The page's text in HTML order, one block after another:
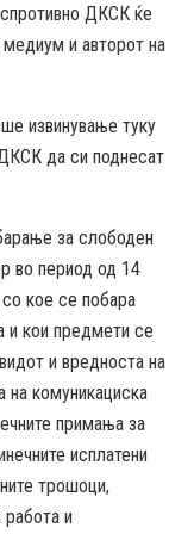
спротивно ДКСК ќе
и авторот на
извинување туку
да си поднесат
за слободен
во период од 14
кое се побара
и кои предмети се
и вредноста на
на комуникациска
примања за
исплатени
трошоци,
и